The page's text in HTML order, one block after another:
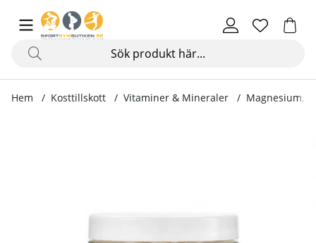
Hem Kosttillskott Vitaminer & Mineraler Magnesium,